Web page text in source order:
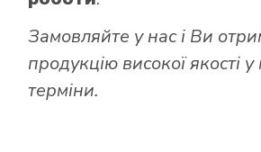
Замовляйте у нас і Ви
продукцію високої якості у
терміни.